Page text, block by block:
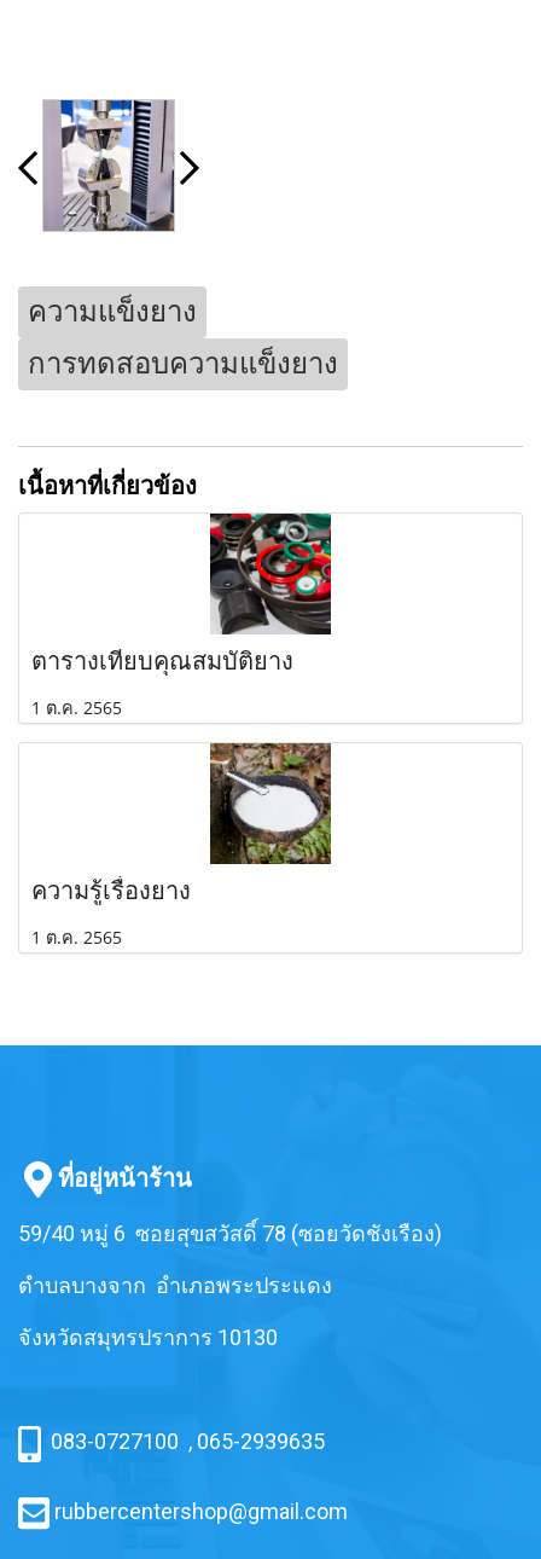
ความแข็งยาง
การทดสอบความแข็งยาง
เนื้อหาที่เกี่ยวข้อง
ตารางเทียบคุณสมบัติยาง
1 ต.ค. 2565
ความรู้เรื่องยาง
1 ต.ค. 2565
ที่อยู่หน้าร้าน
59/40 หมู่ 6 ซอยสุขสวัสดิ์ 78 (ซอยวัดชังเรือง)
ตำบลบางจาก อำเภอพระประแดง
จังหวัดสมุทรปราการ 10130
083-0727100 , 065-2939635
rubbercentershop@gmail.com